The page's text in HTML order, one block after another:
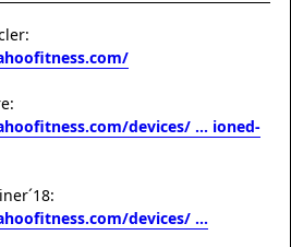
devices/ ... ioned-
devices/ ...